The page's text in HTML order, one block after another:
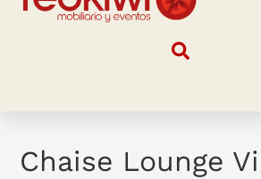
Chaise Lounge